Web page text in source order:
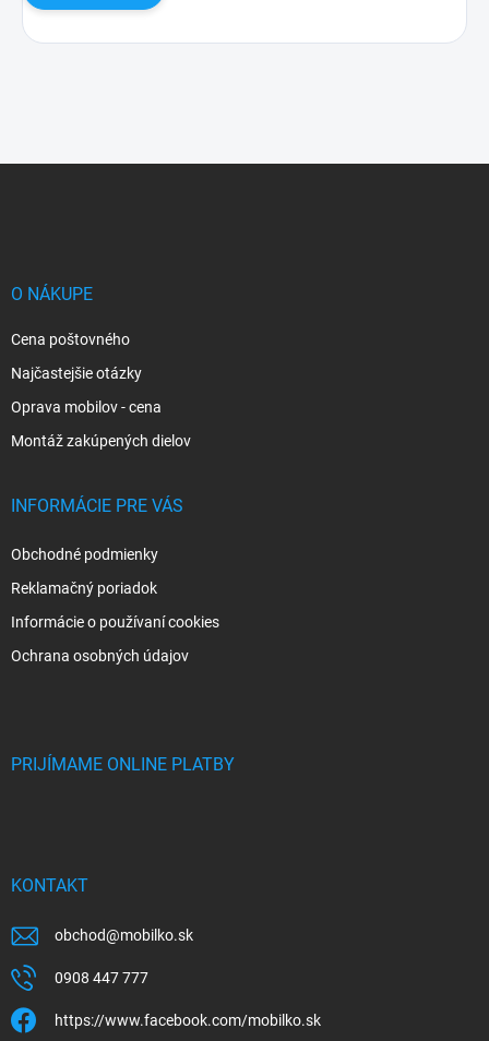
O NÁKUPE
Cena poštovného
Najčastejšie otázky
Oprava mobilov - cena
Montáž zakúpených dielov
INFORMÁCIE PRE VÁS
Obchodné podmienky
Reklamačný poriadok
Informácie o používaní cookies
Ochrana osobných údajov
PRIJÍMAME ONLINE PLATBY
KONTAKT
obchod@mobilko.sk
0908 447 777
https://www.facebook.com/mobilko.sk